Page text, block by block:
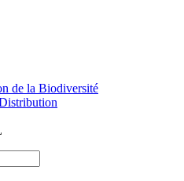
de la Biodiversité